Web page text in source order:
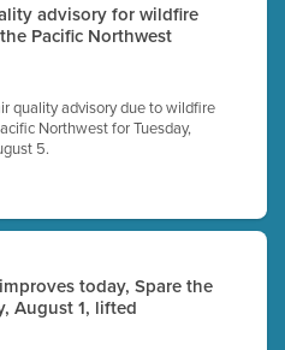
advisory for wildfire
Pacific Northwest
quality advisory due to wildfire
Northwest for Tuesday,
5.
today, Spare the
August 1, lifted